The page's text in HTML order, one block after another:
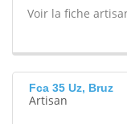
Voir la fiche
Fca 35 Uz, Bruz
Artisan